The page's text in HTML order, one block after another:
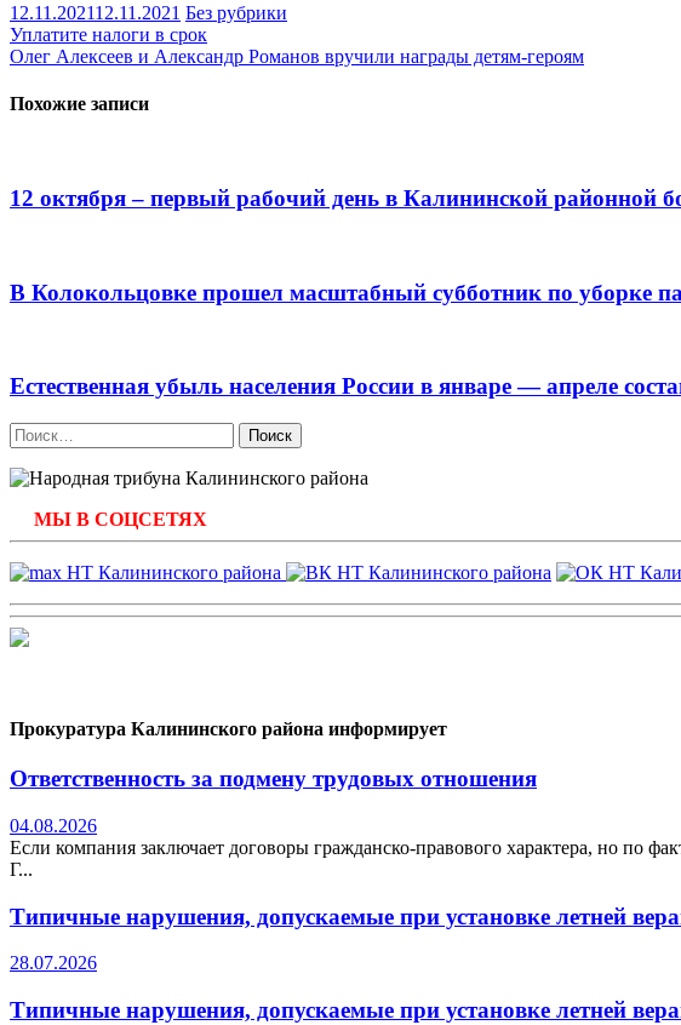
12.11.202112.11.2021 Без рубрики
Навигация
по
записям
Уплатите налоги в срок
Олег Алексеев и Александр Романов вручили награды детям-героям
Похожие записи
12 октября – первый рабочий день в Калининской районной
В Колокольцовке прошел масштабный субботник по уборке
Естественная убыль населения России в январе — апреле
Найти:
МЫ В СОЦСЕТЯХ
Прокуратура Калининского района информирует
Ответственность за подмену трудовых отношения
04.08.2026
Если компания заключает договоры гражданско-правового характера, но по
Г...
Типичные нарушения, допускаемые при установке летней
28.07.2026
Типичные нарушения, допускаемые при установке летней